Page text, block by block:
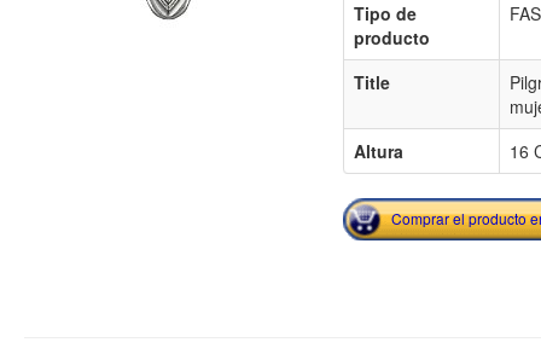
Tipo de
producto
Title
Altura
16
Comprar el producto